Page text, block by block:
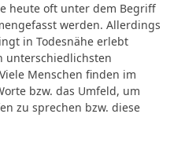
heute oft unter dem Begriff
werden. Allerdings
in Todesnähe erlebt
unterschiedlichsten
Menschen finden im
bzw. das Umfeld, um
zu sprechen bzw. diese